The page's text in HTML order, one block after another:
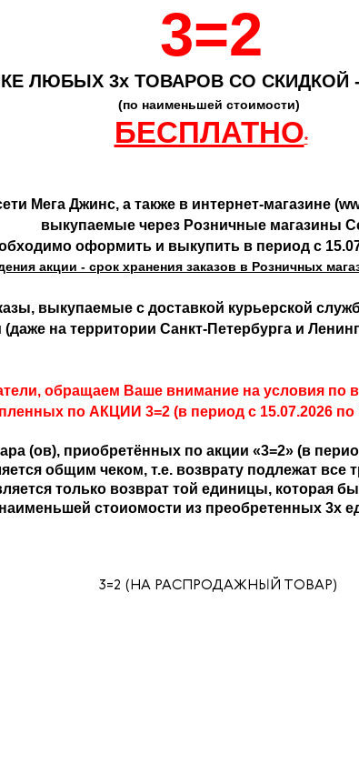
3=2
ЛЮБЫХ 3х ТОВАРОВ СО СКИДКОЙ
(по наименьшей стоимости)
БЕСПЛАТНО*
Мега Джинс, а также в интернет-магазине (
выкупаемые через Розничные магазины
оформить и выкупить в период с
акции - срок хранения заказов в Розничных
выкупаемые с доставкой курьерской
(даже на территории Санкт-Петербурга и
обращаем Ваше внимание на условия по
по АКЦИИ 3=2 (в период с 15.07.2026 по
(ов), приобретённых по акции «3=2» (в
общим чеком, т.е. возврату подлежат все
только возврат той единицы, которая
стоиомости из преобретенных 3х